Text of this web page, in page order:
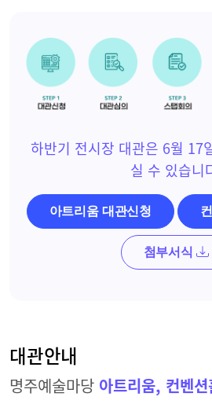
하반기 전시장 대관은 6월 17
실 수 있습니
아트리움 대관신청
첨부서식
대관안내
명주예술마당 아트리움, 컨벤